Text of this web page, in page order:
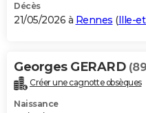
Décès
21/05/2026 à Rennes (Ille-
Georges GERARD
Créer une cagnotte obsèques
Naissance